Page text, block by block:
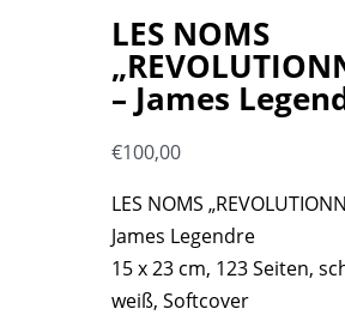
LES NOMS
– James
€100,00
LES NOMS
James Legendre
15 x 23 cm, 123 Seiten,
weiß, Softcover